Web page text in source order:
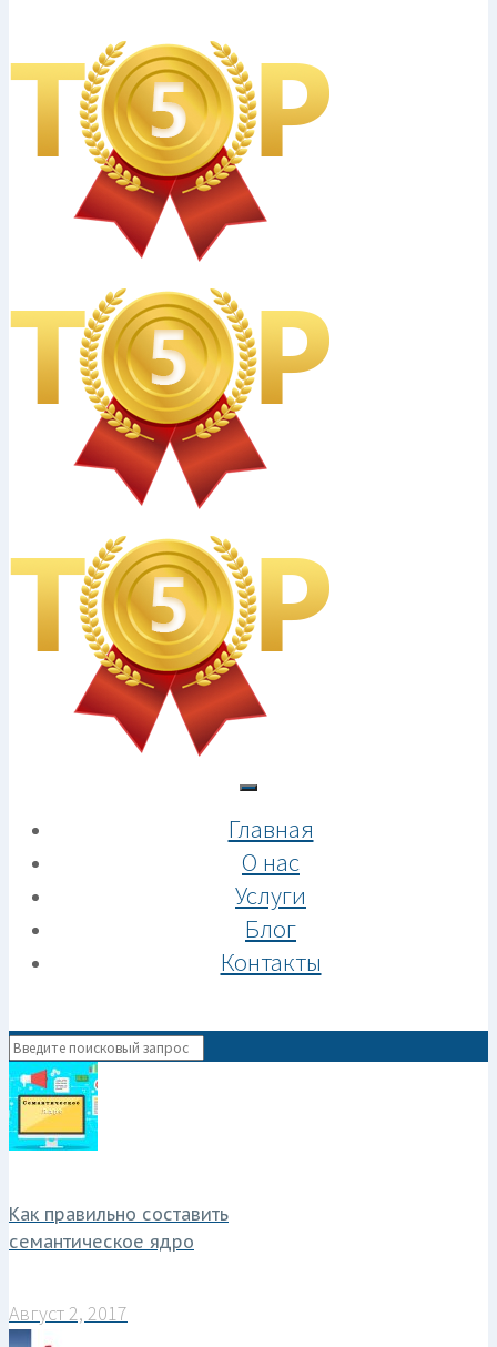
Главная
О нас
Услуги
Блог
Контакты
Как правильно составить
семантическое ядро
Август 2, 2017